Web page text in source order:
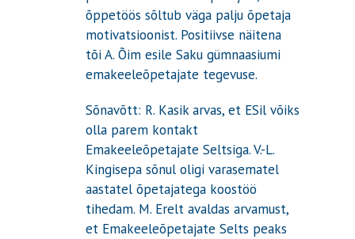
õppetöös sõltub väga palju õpetaja
motivatsioonist. Positiivse näitena
tõi A. Õim esile Saku gümnaasiumi
emakeeleõpetajate tegevuse.
Sõnavõtt: R. Kasik arvas, et ESil võiks
olla parem kontakt
Emakeeleõpetajate Seltsiga. V.-L.
Kingisepa sõnul oligi varasematel
aastatel õpetajatega koostöö
tihedam. M. Erelt avaldas arvamust,
et Emakeeleõpetajate Selts peaks